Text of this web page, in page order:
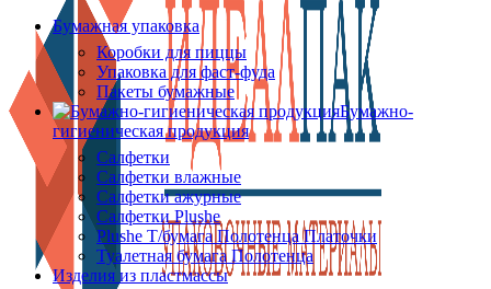
Бумажная упаковка
Коробки для пиццы
Упаковка для фаст-фуда
Пакеты бумажные
Бумажно-
гигиеническая продукция
Салфетки
Салфетки влажные
Салфетки ажурные
Салфетки Plushe
Plushe Т/бумага Полотенца Платочки
Туалетная бумага Полотенца
Изделия из пластмассы